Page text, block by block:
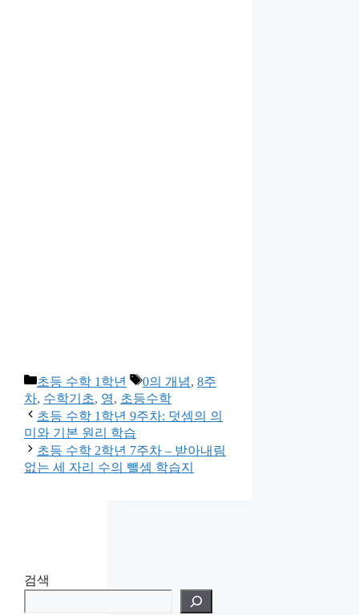
카
테
고
리
초등 수학 1학년
태
그
0의 개념, 8주
차, 수학기초, 영, 초등수학
초등 수학 1학년 9주차: 덧셈의 의
미와 기본 원리 학습
초등 수학 2학년 7주차 – 받아내림
없는 세 자리 수의 뺄셈 학습지
검색